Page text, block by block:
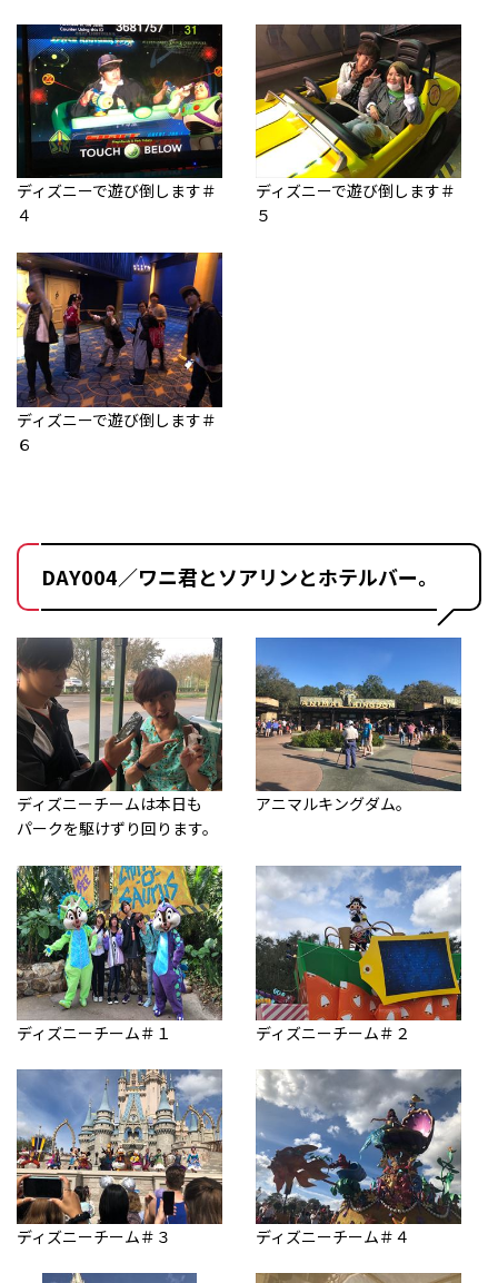
ディズニーで遊び倒します＃
４
ディズニーで遊び倒します＃
５
ディズニーで遊び倒します＃
６
DAY004／ワニ君とソアリンとホテルバー。
ディズニーチームは本日も
パークを駆けずり回ります。
アニマルキングダム。
ディズニーチーム＃１ ディズニーチーム＃２
ディズニーチーム＃３ ディズニーチーム＃４